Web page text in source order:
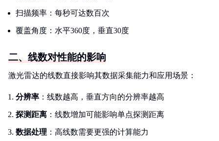
扫描频率：每秒可达数百次
覆盖角度：水平360度，垂直30度
二、线数对性能的影响
激光雷达的线数直接影响其数据采集能力和应用场景：
分辨率 ：线数越高，垂直方向的分辨率越高
探测距离 ：线数增加可能影响单点探测距离
数据处理 ：高线数需要更强的计算能力